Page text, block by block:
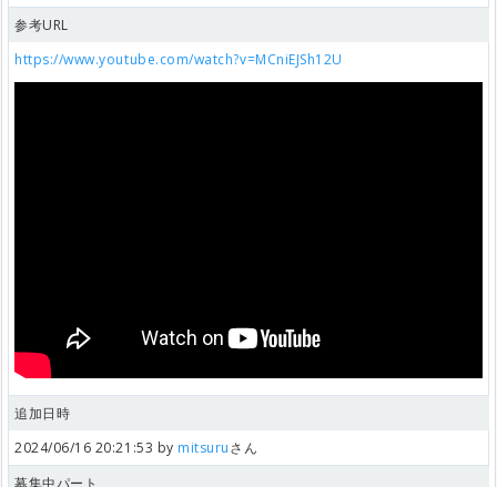
参考URL
https://www.youtube.com/watch?v=MCniEJSh12U
追加日時
2024/06/16 20:21:53 by mitsuruさん
募集中パート